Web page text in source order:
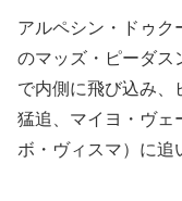
アルペシン・ドゥク
のマッズ・ピーダス
で内側に飛び込み、
猛追、マイヨ・ヴェ
ボ・ヴィスマ）に追